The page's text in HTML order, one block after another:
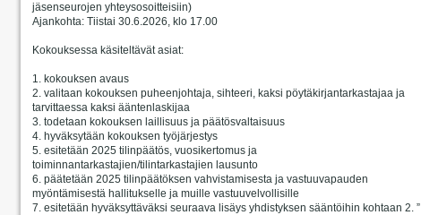
jäsenseurojen yhteysosoitteisiin)
Ajankohta: Tiistai 30.6.2026, klo 17.00
Kokouksessa käsiteltävät asiat:
1. kokouksen avaus
2. valitaan kokouksen puheenjohtaja, sihteeri, kaksi pöytäkirjantarkastajaa ja
tarvittaessa kaksi ääntenlaskijaa
3. todetaan kokouksen laillisuus ja päätösvaltaisuus
4. hyväksytään kokouksen työjärjestys
5. esitetään 2025 tilinpäätös, vuosikertomus ja
toiminnantarkastajien/tilintarkastajien lausunto
6. päätetään 2025 tilinpäätöksen vahvistamisesta ja vastuuvapauden
myöntämisestä hallitukselle ja muille vastuuvelvollisille
7. esitetään hyväksyttäväksi seuraava lisäys yhdistyksen sääntöihin kohtaan 2. ”